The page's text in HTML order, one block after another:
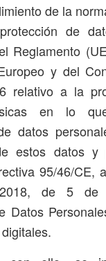
de la
de
Reglamento
y del
relativo a la
en lo
datos
estos datos
95/46/CE,
2018, de 5 de
Datos